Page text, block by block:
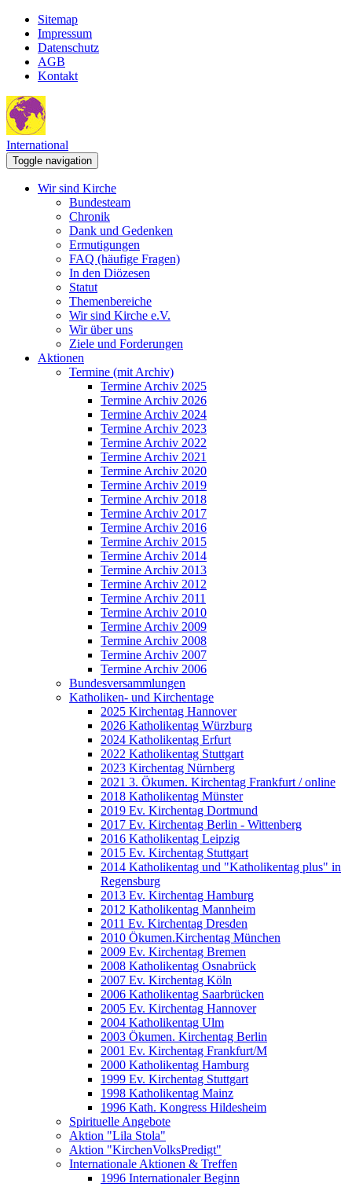
Sitemap
Impressum
Datenschutz
AGB
Kontakt
International
Toggle navigation
Wir sind Kirche
Bundesteam
Chronik
Dank und Gedenken
Ermutigungen
FAQ (häufige Fragen)
In den Diözesen
Statut
Themenbereiche
Wir sind Kirche e.V.
Wir über uns
Ziele und Forderungen
Aktionen
Termine (mit Archiv)
Termine Archiv 2025
Termine Archiv 2026
Termine Archiv 2024
Termine Archiv 2023
Termine Archiv 2022
Termine Archiv 2021
Termine Archiv 2020
Termine Archiv 2019
Termine Archiv 2018
Termine Archiv 2017
Termine Archiv 2016
Termine Archiv 2015
Termine Archiv 2014
Termine Archiv 2013
Termine Archiv 2012
Termine Archiv 2011
Termine Archiv 2010
Termine Archiv 2009
Termine Archiv 2008
Termine Archiv 2007
Termine Archiv 2006
Bundesversammlungen
Katholiken- und Kirchentage
2025 Kirchentag Hannover
2026 Katholikentag Würzburg
2024 Katholikentag Erfurt
2022 Katholikentag Stuttgart
2023 Kirchentag Nürnberg
2021 3. Ökumen. Kirchentag Frankfurt / online
2018 Katholikentag Münster
2019 Ev. Kirchentag Dortmund
2017 Ev. Kirchentag Berlin - Wittenberg
2016 Katholikentag Leipzig
2015 Ev. Kirchentag Stuttgart
2014 Katholikentag und "Katholikentag plus" in
Regensburg
2013 Ev. Kirchentag Hamburg
2012 Katholikentag Mannheim
2011 Ev. Kirchentag Dresden
2010 Ökumen.Kirchentag München
2009 Ev. Kirchentag Bremen
2008 Katholikentag Osnabrück
2007 Ev. Kirchentag Köln
2006 Katholikentag Saarbrücken
2005 Ev. Kirchentag Hannover
2004 Katholikentag Ulm
2003 Ökumen. Kirchentag Berlin
2001 Ev. Kirchentag Frankfurt/M
2000 Katholikentag Hamburg
1999 Ev. Kirchentag Stuttgart
1998 Katholikentag Mainz
1996 Kath. Kongress Hildesheim
Spirituelle Angebote
Aktion "Lila Stola"
Aktion "KirchenVolksPredigt"
Internationale Aktionen & Treffen
1996 Internationaler Beginn